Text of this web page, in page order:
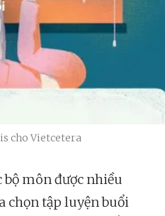
cho Vietcetera
bộ môn được nhiều
chọn tập luyện buổi